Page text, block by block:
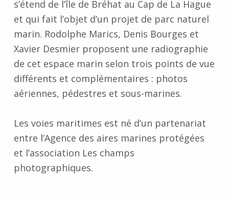
s’étend de l’île de Bréhat au Cap de La Hague
et qui fait l’objet d’un projet de parc naturel
marin. Rodolphe Marics, Denis Bourges et
Xavier Desmier proposent une radiographie
de cet espace marin selon trois points de vue
différents et complémentaires : photos
aériennes, pédestres et sous-marines.
Les voies maritimes est né d’un partenariat
entre l’Agence des aires marines protégées
et l’association Les champs
photographiques.